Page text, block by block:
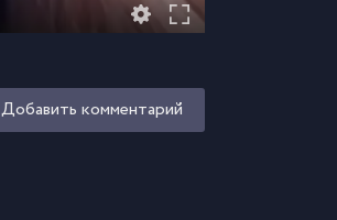
Добавить комментарий